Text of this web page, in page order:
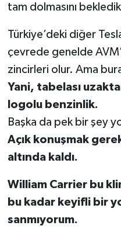
tam dolmasını
Türkiye’deki diğer
çevrede genelde
zincirleri olur. Ama
Yani, tabelası
logolu benzinlik.
Başka da pek bir şey
Açık konuşmak
altında kaldı.
William Carrier bu
bu kadar keyifli bir
sanmıyorum.